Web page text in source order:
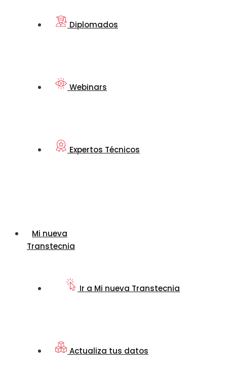
Diplomados
Webinars
Expertos Técnicos
Mi nueva
Transtecnia
Ir a Mi nueva Transtecnia
Actualiza tus datos